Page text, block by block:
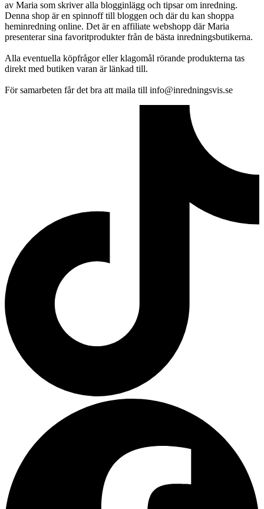
av Maria som skriver alla blogginlägg och tipsar om inredning.
Denna shop är en spinnoff till bloggen och där du kan shoppa
heminredning online. Det är en affiliate webshopp där Maria
presenterar sina favoritprodukter från de bästa inredningsbutikerna.
Alla eventuella köpfrågor eller klagomål rörande produkterna tas
direkt med butiken varan är länkad till.
För samarbeten får det bra att maila till info@inredningsvis.se